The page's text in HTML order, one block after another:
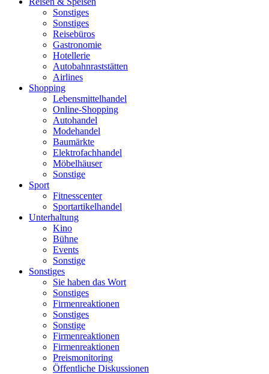
Sonstiges
Sonstiges
Reisebüros
Gastronomie
Hotellerie
Autobahnraststätten
Airlines
Shopping
Lebensmittelhandel
Online-Shopping
Autohandel
Modehandel
Baumärkte
Elektrofachhandel
Möbelhäuser
Sonstige
Sport
Fitnesscenter
Sportartikelhandel
Unterhaltung
Kino
Bühne
Events
Sonstige
Sonstiges
Sie haben das Wort
Sonstiges
Firmenreaktionen
Sonstiges
Sonstige
Firmenreaktionen
Firmenreaktionen
Preismonitoring
Öffentliche Diskussionen